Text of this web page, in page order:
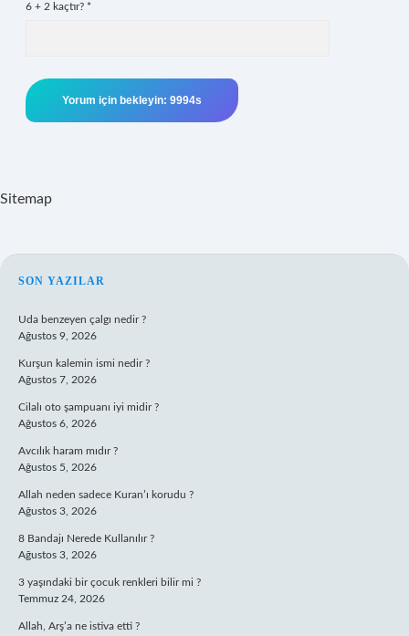
6 + 2 kaçtır? *
Sitemap
SIDEBAR
SON YAZILAR
Uda benzeyen çalgı nedir ?
Ağustos 9, 2026
Kurşun kalemin ismi nedir ?
Ağustos 7, 2026
Cilalı oto şampuanı iyi midir ?
Ağustos 6, 2026
Avcılık haram mıdır ?
Ağustos 5, 2026
Allah neden sadece Kuran’ı korudu ?
Ağustos 3, 2026
8 Bandajı Nerede Kullanılır ?
Ağustos 3, 2026
3 yaşındaki bir çocuk renkleri bilir mi ?
Temmuz 24, 2026
Allah, Arş’a ne istiva etti ?